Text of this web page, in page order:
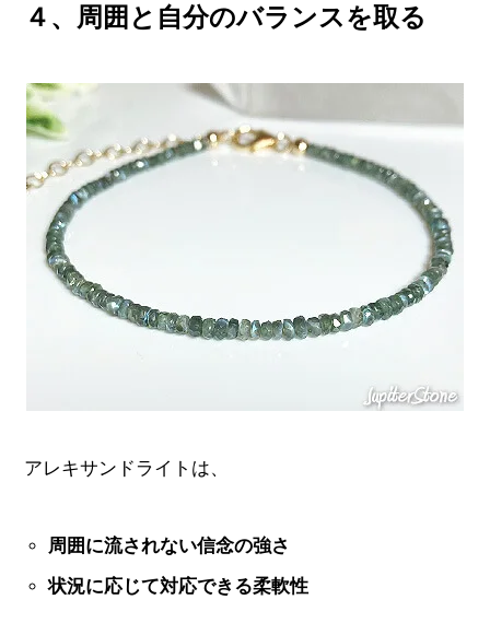
４、周囲と自分のバランスを取る
アレキサンドライトは、
周囲に流されない信念の強さ
状況に応じて対応できる柔軟性